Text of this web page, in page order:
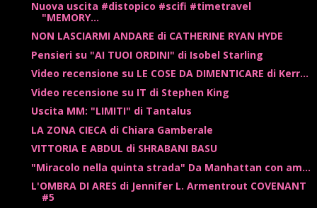
Nuova uscita #distopico #scifi #timetravel
"MEMORY...
NON LASCIARMI ANDARE di CATHERINE RYAN HYDE
Pensieri su "AI TUOI ORDINI" di Isobel Starling
Video recensione su LE COSE DA DIMENTICARE di Kerr...
Video recensione su IT di Stephen King
Uscita MM: "LIMITI" di Tantalus
LA ZONA CIECA di Chiara Gamberale
VITTORIA E ABDUL di SHRABANI BASU
"Miracolo nella quinta strada" Da Manhattan con am...
L'OMBRA DI ARES di Jennifer L. Armentrout COVENANT
#5